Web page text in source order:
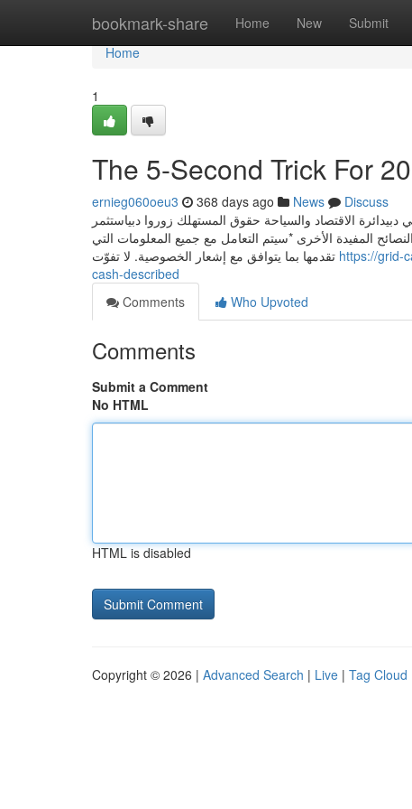
bookmark-share Home New Submit
Home
Home
1
The 5-Second Trick For
ernieg060oeu3 368 days ago News
Discuss
الاقتصاد والسياحة حقوق المستهلك زوروا دبياستثمر
المفيدة الأخرى *سيتم التعامل مع جميع المعلومات التي
https://grid-
cash-described
Comments
Who Upvoted
Comments
Submit a Comment
No HTML
HTML is disabled
Copyright © 2026 | Advanced Search | Live | Tag Cloud